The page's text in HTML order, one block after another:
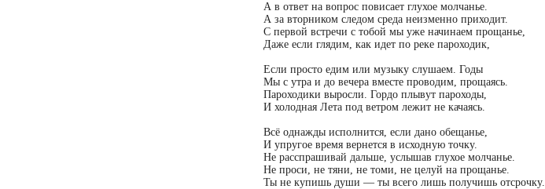
А в ответ на вопрос повисает глухое молчанье.
А за вторником следом среда неизменно приходит.
С первой встречи с тобой мы уже начинаем прощанье,
Даже если глядим, как идет по реке пароходик,
Если просто едим или музыку слушаем. Годы
Мы с утра и до вечера вместе проводим, прощаясь.
Пароходики выросли. Гордо плывут пароходы,
И холодная Лета под ветром лежит не качаясь.
Всё однажды исполнится, если дано обещанье,
И упругое время вернется в исходную точку.
Не расспрашивай дальше, услышав глухое молчанье.
Не проси, не тяни, не томи, не целуй на прощанье.
Ты не купишь души — ты всего лишь получишь отсрочку.